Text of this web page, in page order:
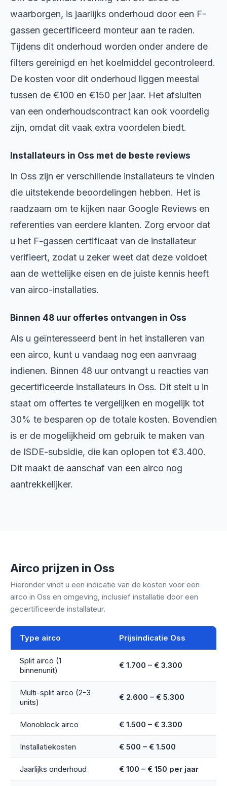
waarborgen, is jaarlijks onderhoud door een F-
gassen gecertificeerd monteur aan te raden.
Tijdens dit onderhoud worden onder andere de
filters gereinigd en het koelmiddel gecontroleerd.
De kosten voor dit onderhoud liggen meestal
tussen de €100 en €150 per jaar. Het afsluiten
van een onderhoudscontract kan ook voordelig
zijn, omdat dit vaak extra voordelen biedt.
Installateurs in Oss met de beste reviews
In Oss zijn er verschillende installateurs te vinden
die uitstekende beoordelingen hebben. Het is
raadzaam om te kijken naar Google Reviews en
referenties van eerdere klanten. Zorg ervoor dat
u het F-gassen certificaat van de installateur
verifieert, zodat u zeker weet dat deze voldoet
aan de wettelijke eisen en de juiste kennis heeft
van airco-installaties.
Binnen 48 uur offertes ontvangen in Oss
Als u geïnteresseerd bent in het installeren van
een airco, kunt u vandaag nog een aanvraag
indienen. Binnen 48 uur ontvangt u reacties van
gecertificeerde installateurs in Oss. Dit stelt u in
staat om offertes te vergelijken en mogelijk tot
30% te besparen op de totale kosten. Bovendien
is er de mogelijkheid om gebruik te maken van
de ISDE-subsidie, die kan oplopen tot €3.400.
Dit maakt de aanschaf van een airco nog
aantrekkelijker.
Airco prijzen in Oss
Hieronder vindt u een indicatie van de kosten voor een
airco in Oss en omgeving, inclusief installatie door een
gecertificeerde installateur.
Type airco Prijsindicatie Oss
Split airco (1
binnenunit)
€ 1.700 – € 3.300
Multi-split airco (2-3
units)
€ 2.600 – € 5.300
Monoblock airco € 1.500 – € 3.300
Installatiekosten € 500 – € 1.500
Jaarlijks onderhoud € 100 – € 150 per jaar